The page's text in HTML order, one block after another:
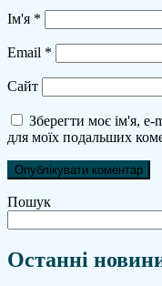
Ім'я *
Email *
Сайт
Зберегти моє ім'я, e-
для моїх подальших
Пошук
Останні